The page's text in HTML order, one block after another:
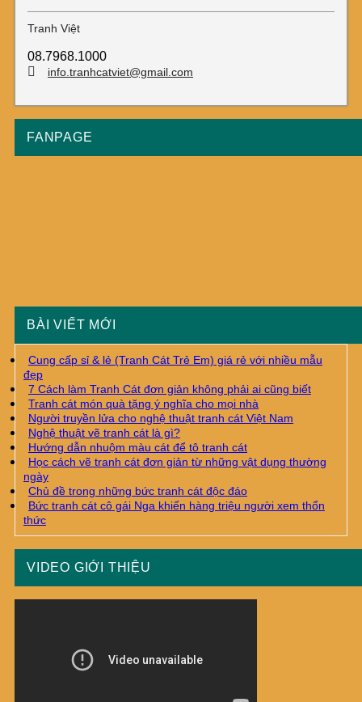
Tranh Việt
08.7968.1000
info.tranhcatviet@gmail.com
FANPAGE
BÀI VIẾT MỚI
Cung cấp sỉ & lẻ (Tranh Cát Trẻ Em) giá rẻ với nhiều mẫu
đẹp
7 Cách làm Tranh Cát đơn giản không phải ai cũng biết
Tranh cát món quà tặng ý nghĩa cho mọi nhà
Người truyền lửa cho nghệ thuật tranh cát Việt Nam
Nghệ thuật vẽ tranh cát là gì?
Hướng dẫn nhuộm màu cát để tô tranh cát
Học cách vẽ tranh cát đơn giản từ những vật dụng thường
ngày
Chủ đề trong những bức tranh cát độc đáo
Bức tranh cát cô gái Nga khiến hàng triệu người xem thổn
thức
VIDEO GIỚI THIỆU